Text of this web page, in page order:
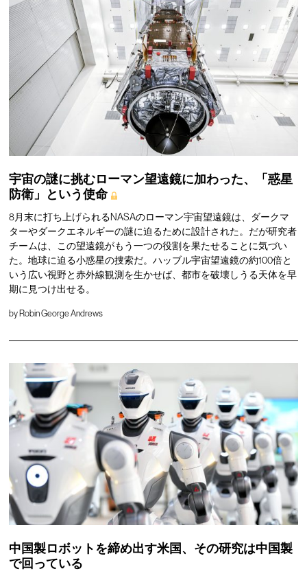
宇宙の謎に挑むローマン望遠鏡に加わった、「惑星
防衛」という使命
8月末に打ち上げられるNASAのローマン宇宙望遠鏡は、ダークマ
ターやダークエネルギーの謎に迫るために設計された。だが研究者
チームは、この望遠鏡がもう一つの役割を果たせることに気づい
た。地球に迫る小惑星の捜索だ。ハッブル宇宙望遠鏡の約100倍と
いう広い視野と赤外線観測を生かせば、都市を破壊しうる天体を早
期に見つけ出せる。
byRobin George Andrews
中国製ロボットを締め出す米国、その研究は中国製
で回っている